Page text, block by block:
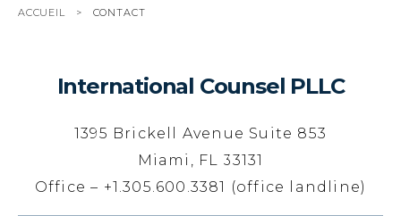
ACCUEIL CONTACT
International Counsel PLLC
1395 Brickell Avenue Suite 853
Miami, FL 33131
Office – +1.305.600.3381 (office landline)